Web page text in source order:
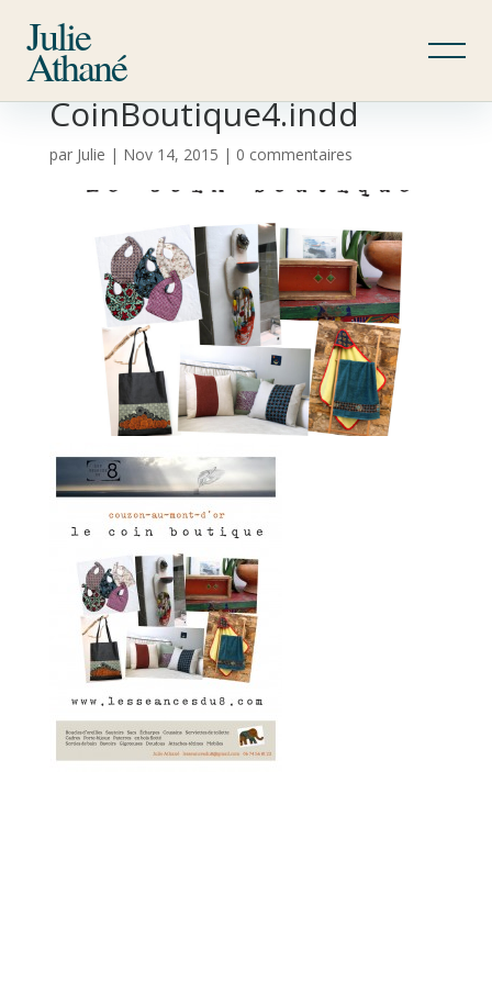
Julie
Athané
CoinBoutique4.indd
par Julie | Nov 14, 2015 | 0 commentaires